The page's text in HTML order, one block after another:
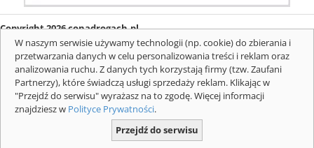
Copyright 2026 conadrogach.pl
O firmie
Redakcja Regulamin
Informacje o cookies
Mapa serwisu
Komunikaty
W naszym serwisie używamy technologii (np. cookie) do zbierania i
przetwarzania danych w celu personalizowania treści i reklam oraz
analizowania ruchu. Z danych tych korzystają firmy (tzw. Zaufani
Partnerzy), które świadczą usługi sprzedaży reklam. Klikając w
"Przejdź do serwisu" wyrażasz na to zgodę. Więcej informacji
znajdziesz w Polityce Prywatności.
Przejdź do serwisu